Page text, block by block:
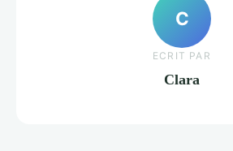
C
ECRIT PAR
Clara